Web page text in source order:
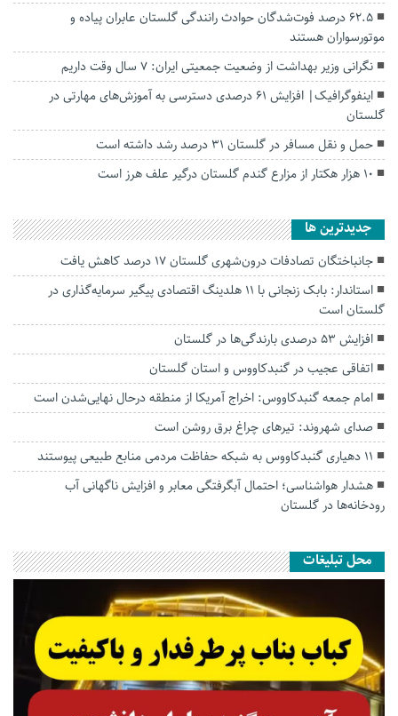
۶۲.۵ درصد فوت‌شدگان حوادث رانندگی گلستان عابران پیاده و
موتورسواران هستند
نگرانی وزیر بهداشت از وضعیت جمعیتی ایران: ۷ سال وقت داریم
اینفوگرافیک| افزایش ۶۱ درصدی دسترسی به آموزش‌های مهارتی در
گلستان
حمل و نقل مسافر در گلستان ۳۱ درصد رشد داشته است
۱۰ هزار هکتار از مزارع گندم‌ گلستان درگیر علف هرز است
جديدترين ها
جانباختگان تصادفات درون‌شهری گلستان ۱۷ درصد کاهش یافت
استاندار: بابک زنجانی با ۱۱ هلدینگ اقتصادی پیگیر سرمایه‌گذاری در
گلستان است
افزایش ۵۳ درصدی بارندگی‌ها در گلستان
اتفاقی عجیب در‌ گنبدکاووس و استان گلستان
امام جمعه گنبدکاووس: اخراج آمریکا از منطقه درحال نهایی‌شدن است
صدای شهروند: تیرهای چراغ برق روشن است
۱۱ دهیاری گنبدکاووس به شبکه حفاظت مردمی منابع طبیعی پیوستند
هشدار هواشناسی؛ احتمال آبگرفتگی معابر و افزایش ناگهانی آب
رودخانه‌ها در گلستان
محل تبلیغات